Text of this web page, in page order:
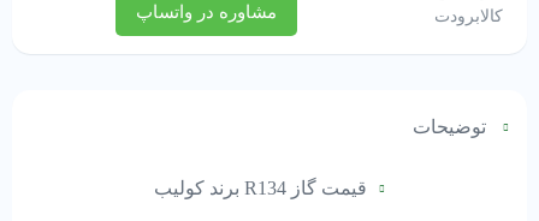
مشاوره در واتساپ
توضیحات
قیمت گاز R134 برند کولیب